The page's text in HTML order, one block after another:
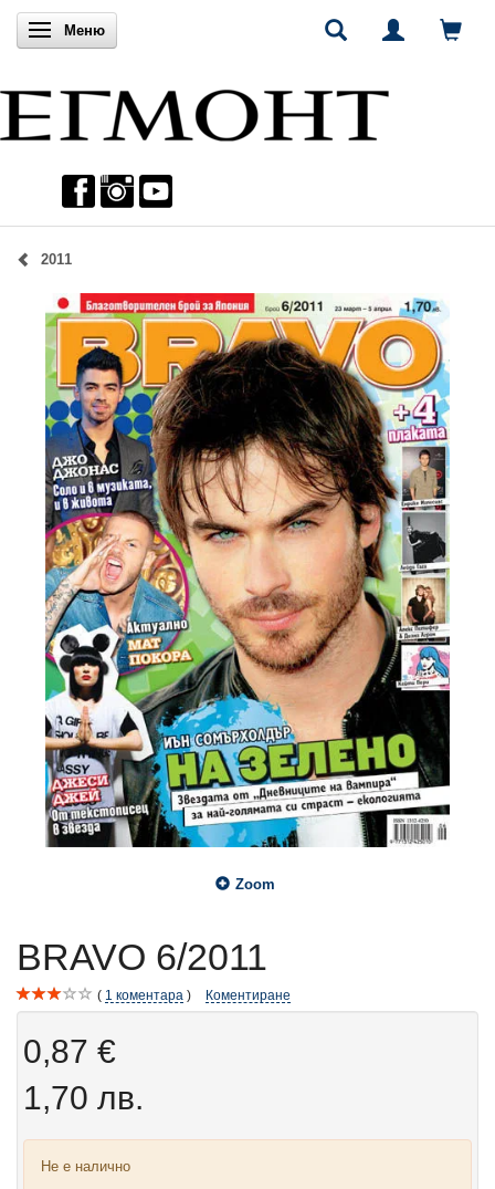
Включи навигацията
Меню
2011
Zoom
BRAVO 6/2011
1 коментара Коментиране
0,87 €
1,70 лв.
Не е налично